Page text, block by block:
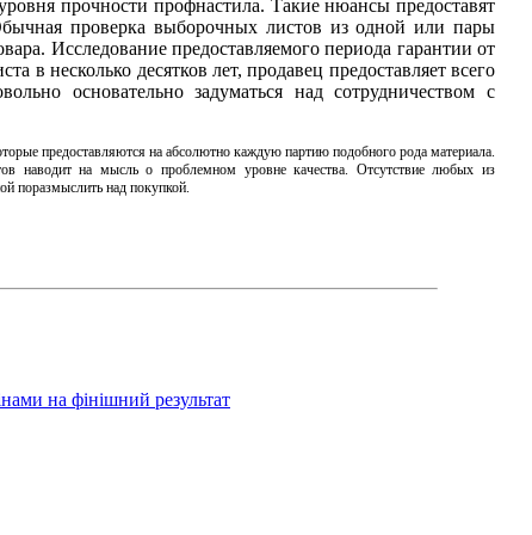
прочности профнастила. Такие нюансы предоставят
проверка выборочных листов из одной или пары
Исследование предоставляемого периода гарантии от
в несколько десятков лет, продавец предоставляет всего
основательно задуматься над сотрудничеством с
предоставляются на абсолютно каждую партию подобного рода материала.
наводит на мысль о проблемном уровне качества. Отсутствие любых из
поразмыслить над покупкой.
на фінішний результат